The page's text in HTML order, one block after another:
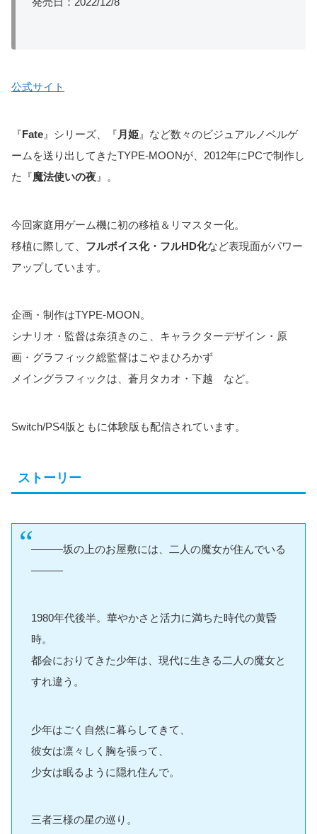
公式サイト
『Fate 』シリーズ、『 月姫 』など数々のビジュアルノベルゲ
ームを送り出してきたTYPE-MOONが、2012年にPCで制作し
た『魔法使いの夜 』。
今回家庭用ゲーム機に初の移植＆リマスター化。
移植に際して、 フルボイス化・フルHD化など表現面がパワー
アップしています。
企画・制作はTYPE-MOON。
シナリオ・監督は奈須きのこ、キャラクターデザイン・原
画・グラフィック総監督はこやまひろかず
メイングラフィックは、蒼月タカオ・下越 など。
Switch/PS4版ともに体験版も配信されています。
ストーリー
―――坂の上のお屋敷には、二人の魔女が住んでいる
―――
1980年代後半。華やかさと活力に満ちた時代の黄昏
時。
都会におりてきた少年は、現代に生きる二人の魔女と
すれ違う。
少年はごく自然に暮らしてきて、
彼女は凛々しく胸を張って、
少女は眠るように隠れ住んで。
三者三様の星の巡り。